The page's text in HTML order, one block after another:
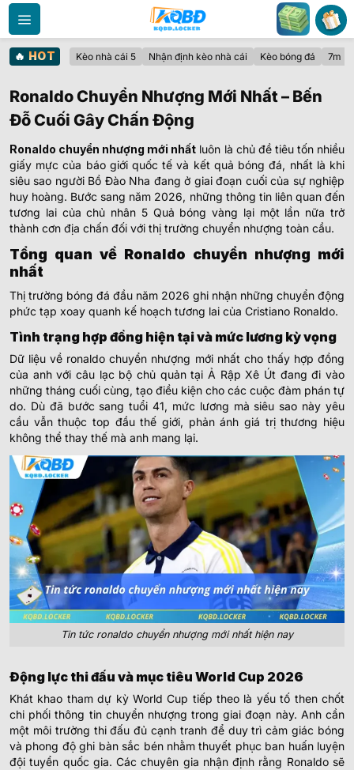
Bỏ
qua
nội
dung
🔥 HOT Kèo nhà cái 5 Nhận định kèo nhà cái Kèo bóng đá 7m
Ronaldo Chuyển Nhượng Mới Nhất – Bến
Đỗ Cuối Gây Chấn Động
Ronaldo chuyển nhượng mới nhất luôn là chủ đề tiêu tốn nhiều
giấy mực của báo giới quốc tế và kết quả bóng đá, nhất là khi
siêu sao người Bồ Đào Nha đang ở giai đoạn cuối của sự nghiệp
huy hoàng. Bước sang năm 2026, những thông tin liên quan đến
tương lai của chủ nhân 5 Quả bóng vàng lại một lần nữa trở
thành cơn địa chấn đối với thị trường chuyển nhượng toàn cầu.
Tổng quan về Ronaldo chuyển nhượng mới
nhất
Thị trường bóng đá đầu năm 2026 ghi nhận những chuyển động
phức tạp xoay quanh kế hoạch tương lai của Cristiano Ronaldo.
Tình trạng hợp đồng hiện tại và mức lương kỳ vọng
Dữ liệu về ronaldo chuyển nhượng mới nhất cho thấy hợp đồng
của anh với câu lạc bộ chủ quản tại Ả Rập Xê Út đang đi vào
những tháng cuối cùng, tạo điều kiện cho các cuộc đàm phán tự
do. Dù đã bước sang tuổi 41, mức lương mà siêu sao này yêu
cầu vẫn thuộc top đầu thế giới, phản ánh giá trị thương hiệu
không thể thay thế mà anh mang lại.
Tin tức ronaldo chuyển nhượng mới nhất hiện nay
Động lực thi đấu và mục tiêu World Cup 2026
Khát khao tham dự kỳ World Cup tiếp theo là yếu tố then chốt
chi phối thông tin chuyển nhượng trong giai đoạn này. Anh cần
một môi trường thi đấu đủ cạnh tranh để duy trì cảm giác bóng
và phong độ ghi bàn sắc bén nhằm thuyết phục ban huấn luyện
đội tuyển quốc gia. Các chuyên gia nhận định rằng Ronaldo sẽ